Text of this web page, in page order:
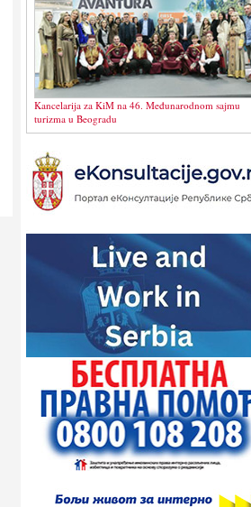
Kancelarija za KiM na 46. Međunarodnom sajmu
turizma u Beogradu